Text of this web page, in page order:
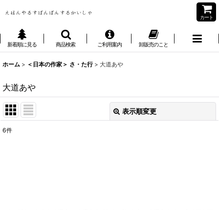
カート
新着順に見る 商品検索 ご利用案内 卸販売のこと
ホーム > ＜日本の作家＞ さ・た行 > 大道あや
大道あや
表示順変更
6件